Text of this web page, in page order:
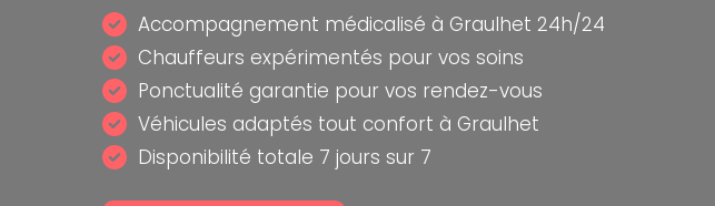
Accompagnement médicalisé à Graulhet 24h/24
Chauffeurs expérimentés pour vos soins
Ponctualité garantie pour vos rendez-vous
Véhicules adaptés tout confort à Graulhet
Disponibilité totale 7 jours sur 7